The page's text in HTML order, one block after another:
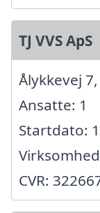
TJ VVS ApS
Ålykkevej
Ansatte: 1
Startdato:
CVR: